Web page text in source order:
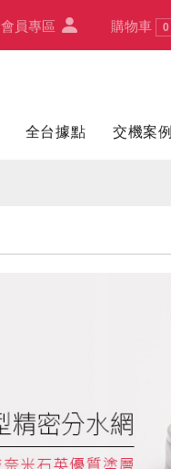
會員專區 購物車 0
全台據點 交機案例